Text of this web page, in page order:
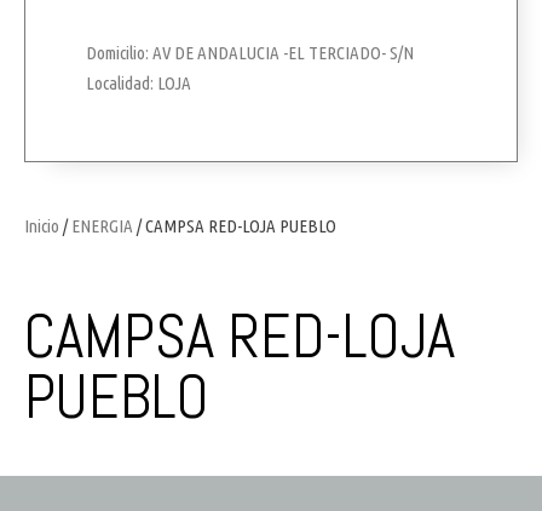
Inicio /ENERGIA / CAMPSA RED-LOJA PUEBLO
CAMPSA RED-LOJA
PUEBLO
Domicilio: AV DE ANDALUCIA -EL TERCIADO- S/N
Localidad: LOJA